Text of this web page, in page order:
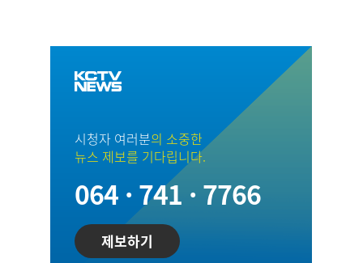
시청자 여러분의 소중한
뉴스 제보를 기다립니다.
064 · 741 · 7766
제보하기